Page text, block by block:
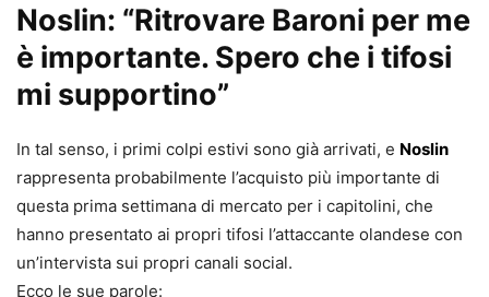
Noslin: “Ritrovare Baroni per me
è importante. Spero che i tifosi
mi supportino”
In tal senso, i primi colpi estivi sono già arrivati, e Noslin
rappresenta probabilmente l’acquisto più importante di
questa prima settimana di mercato per i capitolini, che
hanno presentato ai propri tifosi l’attaccante olandese con
un’intervista sui propri canali social.
Ecco le sue parole: